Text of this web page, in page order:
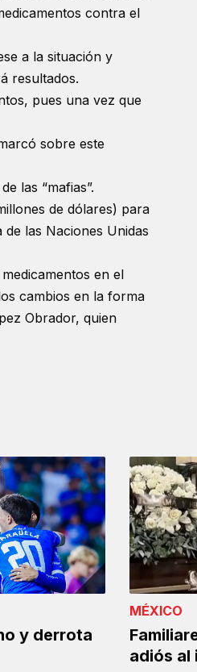
contra el
a la situación y
resultados.
pues una vez que
sobre este
las “mafias”.
de dólares) para
las Naciones Unidas
en el
cambios en la forma
Obrador, quien
y derrota
MÉXICO
adiós al